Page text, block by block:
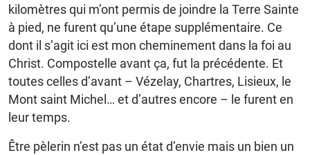
kilomètres qui m’ont permis de joindre la Terre Sainte
à pied, ne furent qu’une étape supplémentaire. Ce
dont il s’agit ici est mon cheminement dans la foi au
Christ. Compostelle avant ça, fut la précédente. Et
toutes celles d’avant – Vézelay, Chartres, Lisieux, le
Mont saint Michel… et d’autres encore – le furent en
leur temps.
Être pèlerin n’est pas un état d’envie mais un bien un